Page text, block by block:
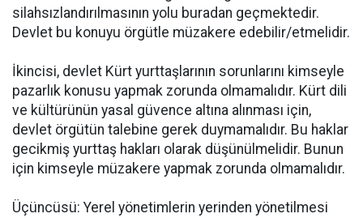
silahsızlandırılmasının yolu buradan geçmektedir.
Devlet bu konuyu örgütle müzakere edebilir/etmelidir.
İkincisi, devlet Kürt yurttaşlarının sorunlarını kimseyle
pazarlık konusu yapmak zorunda olmamalıdır. Kürt dili
ve kültürünün yasal güvence altına alınması için,
devlet örgütün talebine gerek duymamalıdır. Bu haklar
gecikmiş yurttaş hakları olarak düşünülmelidir. Bunun
için kimseyle müzakere yapmak zorunda olmamalıdır.
Üçüncüsü: Yerel yönetimlerin yerinden yönetilmesi